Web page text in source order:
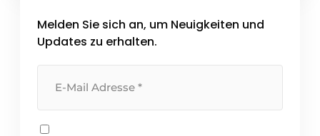
Praxis der Fensterrahmenhersteller
zugeschnitten und helfen, [...]
Melden Sie sich an, um Neuigkeiten und
Updates zu erhalten.